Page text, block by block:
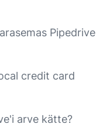
Pipedrive
credit card
arve kätte?